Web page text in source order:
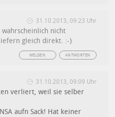
31.10.2013, 09:23 Uhr
nicht
gleich direkt. :-)
ANTWORTEN
MELDEN
31.10.2013, 09:09 Uhr
verliert, weil sie selber
aufn Sack! Hat keiner